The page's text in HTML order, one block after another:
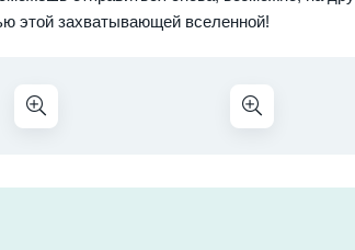
этой захватывающей вселенной!